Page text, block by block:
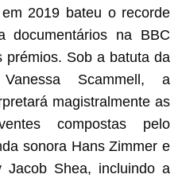
2019 bateu o recorde
documentários na BBC
prémios. Sob a batuta da
Scammell, a
magistralmente as
compostas pelo
sonora Hans Zimmer e
Jacob Shea, incluindo a